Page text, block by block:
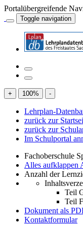
Portalübergreifende
Toggle navigation
+ 100% -
Lehrplan-
zurück zur
zurück zur
Im Schulportal
Fachoberschule
Alles aufklappen
Anzahl der
Teil
Teil
Dokument als
Kontaktformular